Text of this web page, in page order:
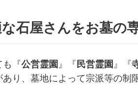
な石屋さんをお墓の
も『公営霊園 』『 民営霊園 』『
り、墓地によって宗派等の制